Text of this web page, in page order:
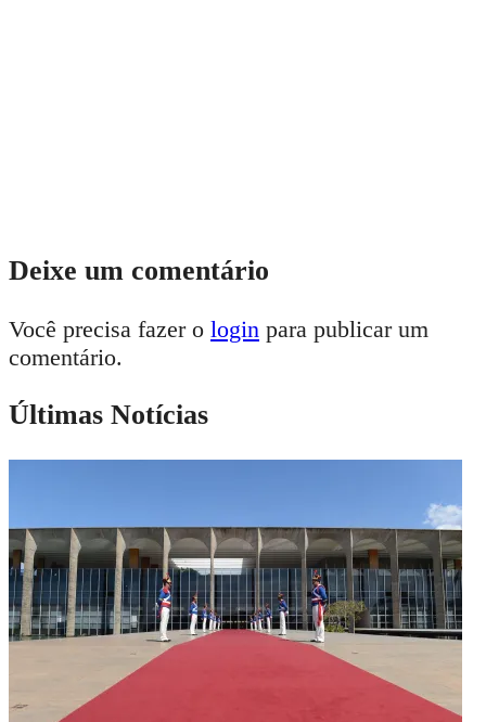
Deixe um comentário
Você precisa fazer o login para publicar um
comentário.
Últimas Notícias